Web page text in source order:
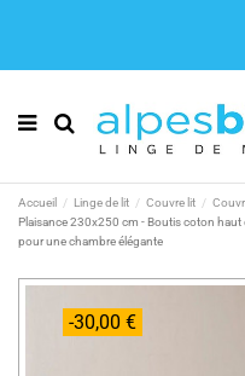
Accueil Linge de lit Couvre lit
Plaisance 230x250 cm - Boutis coton
pour une chambre élégante
-30,00 €